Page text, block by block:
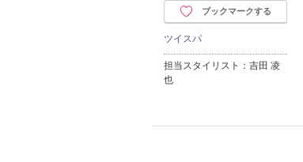
ブックマークする
ツイスパ
担当スタイリスト：吉田 凌
也